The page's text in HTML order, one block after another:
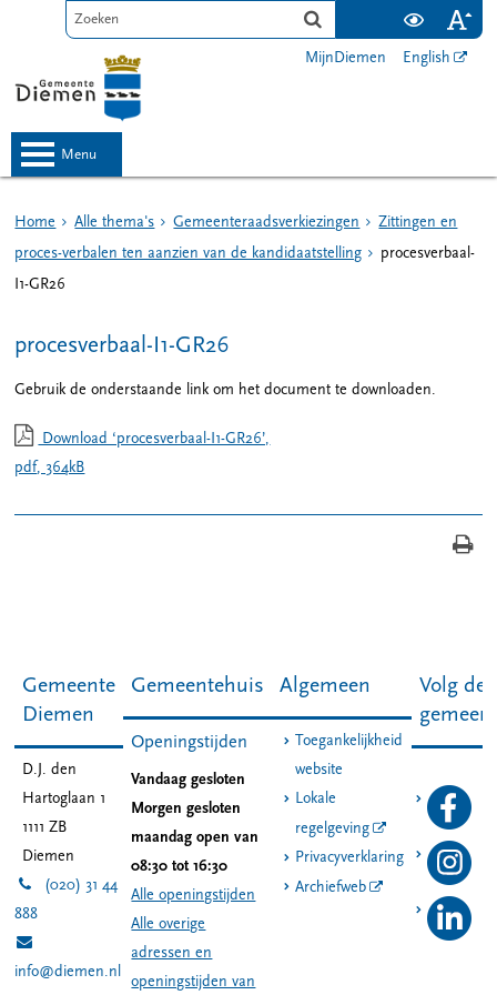
MijnDiemen English
menu
Home Alle thema's Gemeenteraadsverkiezingen
Zittingen en
proces-verbalen ten aanzien van de kandidaatstelling
procesverbaal-
I1-GR26
procesverbaal-I1-GR26
Gebruik de onderstaande link om het document te downloaden.
Download ‘procesverbaal-I1-GR26’,
pdf, 364kB
Gemeente
Diemen
D.J. den
Hartoglaan 1
1111 ZB
Diemen
(020) 31 44
888
info@diemen.nl
Gemeentehuis
Openingstijden
Vandaag gesloten
Morgen gesloten
maandag open van
08:30 tot 16:30
Alle openingstijden
Alle overige
adressen en
openingstijden van
Algemeen
Toegankelijkheid
website
Lokale
regelgeving
Privacyverklaring
Archiefweb
Volg de